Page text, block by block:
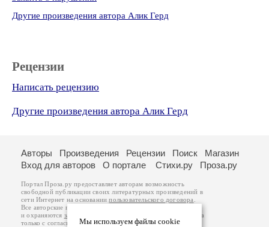
Другие произведения автора Алик Герд
Рецензии
Написать рецензию
Другие произведения автора Алик Герд
Мы используем файлы cookie
Авторы Произведения Рецензии Поиск
Магазин
Вход для авторов
О портале Стихи.ру Проза.ру
Портал Проза.ру предоставляет авторам возможность
свободной публикации своих литературных произведений в
сети Интернет на основаниипользовательского договора
Все авторские права на произведения принадлежат авторам
и охраняются законом
. Перепечатка произведений возможна
только с согласия его автора, к которому вы можете